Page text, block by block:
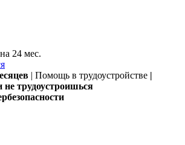
24 мес.
| Помощь в трудоустройстве |
не трудоустроишься